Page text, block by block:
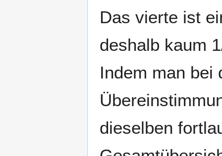
Das vierte ist
deshalb kaum
Indem man bei
dieselben